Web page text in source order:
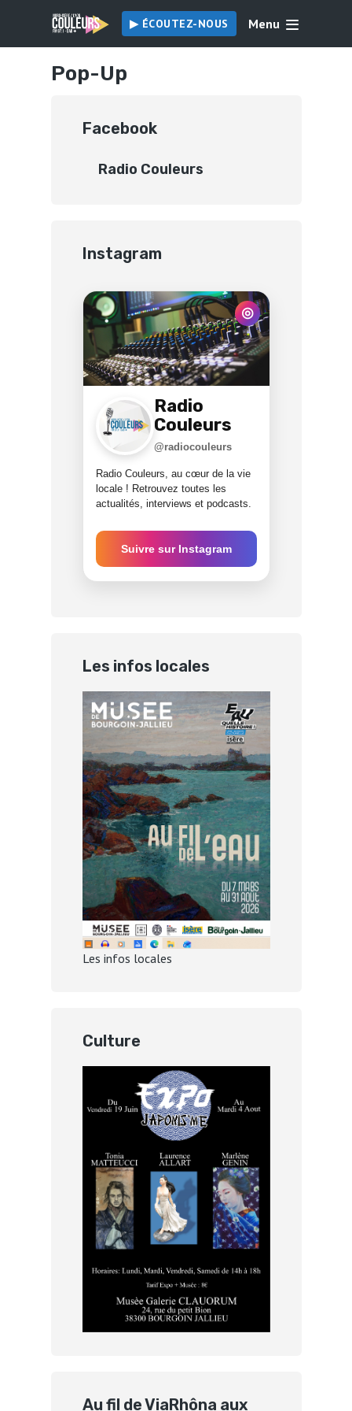
▶︎ ÉCOUTEZ-NOUS Menu
Pop-Up
Facebook
Radio Couleurs
Instagram
◎
Radio
Couleurs
@radiocouleurs
Radio Couleurs, au cœur de la vie
locale ! Retrouvez toutes les
actualités, interviews et podcasts.
Suivre sur Instagram
Les infos locales
Les infos locales
Culture
Au fil de ViaRhôna aux